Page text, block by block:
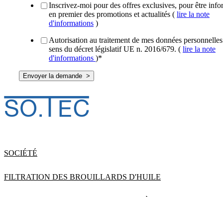
Inscrivez-moi pour des offres exclusives, pour être
en premier des promotions et actualités ( lire la note
d'informations )
Autorisation au traitement de mes données
sens du décret législatif UE n. 2016/679. ( lire la note
d'informations )*
SOCIÉTÉ
FILTRATION DES BROUILLARDS D'HUILE